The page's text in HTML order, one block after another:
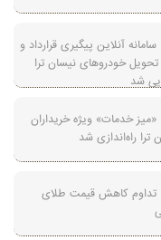
سامانه آنلاین پیگیری قرارداد‌ و
تحویل خودرو‌های نیسان ترا
شد
«میز خدمات» ویژه خریداران
ترا راه‌اندازی شد
تداوم کاهش قیمت طلای